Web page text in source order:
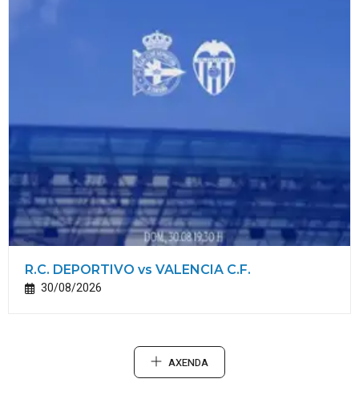
R.C. DEPORTIVO vs VALENCIA C.F.
30/08/2026
AXENDA